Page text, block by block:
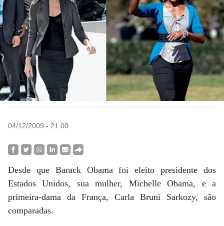
04/12/2009 - 21:00
Desde que Barack Obama foi eleito presidente dos
Estados Unidos, sua mulher, Michelle Obama, e a
primeira-dama da França, Carla Bruni Sarkozy, são
comparadas.